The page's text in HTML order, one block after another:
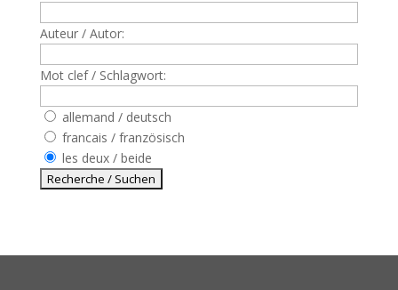
Auteur / Autor:
Mot clef / Schlagwort:
allemand / deutsch
francais / französisch
les deux / beide